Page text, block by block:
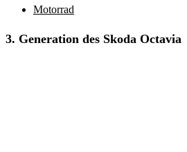
Motorrad
3. Generation des Skoda Octavia